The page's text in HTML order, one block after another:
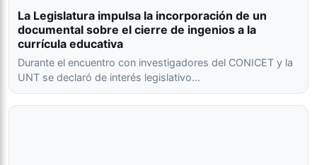
La Legislatura impulsa la incorporación de un
documental sobre el cierre de ingenios a la
currícula educativa
Durante el encuentro con investigadores del CONICET y la
UNT se declaró de interés legislativo…